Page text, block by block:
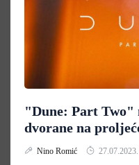
"Dune: Part Two"
dvorane na
Nino Romić 27.07.2023.